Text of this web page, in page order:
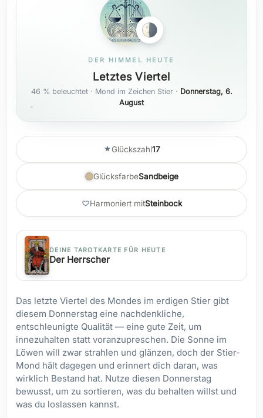
DER HIMMEL HEUTE
Letztes Viertel
46 % beleuchtet · Mond im Zeichen Stier · Donnerstag, 6.
August
Glückszahl17
GlücksfarbeSandbeige
Harmoniert mitSteinbock
DEINE TAROTKARTE FÜR HEUTE
Der Herrscher
Das letzte Viertel des Mondes im erdigen Stier gibt
diesem Donnerstag eine nachdenkliche,
entschleunigte Qualität — eine gute Zeit, um
innezuhalten statt voranzupreschen. Die Sonne im
Löwen will zwar strahlen und glänzen, doch der Stier-
Mond hält dagegen und erinnert dich daran, was
wirklich Bestand hat. Nutze diesen Donnerstag
bewusst, um zu sortieren, was du behalten willst und
was du loslassen kannst.